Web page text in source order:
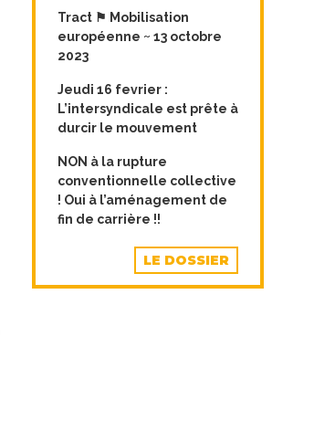
Tract ⚑ Mobilisation
européenne ~ 13 octobre
2023
Jeudi 16 fevrier :
L’intersyndicale est prête à
durcir le mouvement
NON à la rupture
conventionnelle collective
! Oui à l’aménagement de
fin de carrière !!
LE DOSSIER